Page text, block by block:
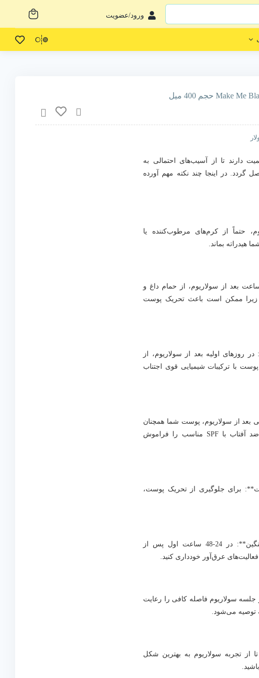
ورود/عضویت
دارند تا از آسیب‌های احتمالی به
گردد. در اینجا چند نکته مهم آورده
حتماً از کرم‌های مرطوب‌کننده یا
هیدراته بماند.
از حمام داغ**: تا 24 ساعت بعد از سولاریوم، از حمام داغ و
زیرا ممکن است باعث تحریک پوست
روزهای اولیه بعد از سولاریوم، از
با ترکیبات شیمیایی قوی اجتناب
بعد از سولاریوم، پوست شما همچنان
حساس است. استفاده از کرم ضد آفتاب با SPF مناسب را فراموش
برای جلوگیری از تحریک پوست،
**پر avoiding از ورزش‌های سنگین**: در 24-48 ساعت اول پس از
عرق‌آور خودداری کنید.
سولاریوم فاصله کافی را رعایت
از تجربه سولاریوم به بهترین شکل